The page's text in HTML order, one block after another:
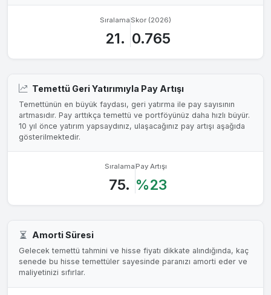
Sıralama
21.
Skor (2026)
0.765
Temettü Geri Yatırımıyla Pay Artışı
Temettünün en büyük faydası, geri yatırma ile pay sayısının
artmasıdır. Pay arttıkça temettü ve portföyünüz daha hızlı büyür.
10 yıl önce yatırım yapsaydınız, ulaşacağınız pay artışı aşağıda
gösterilmektedir.
Sıralama
75.
Pay Artışı
%23
Amorti Süresi
Gelecek temettü tahmini ve hisse fiyatı dikkate alındığında, kaç
senede bu hisse temettüler sayesinde paranızı amorti eder ve
maliyetinizi sıfırlar.